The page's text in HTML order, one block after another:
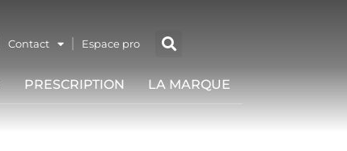
Contact Espace pro
PRESCRIPTION LA MARQUE